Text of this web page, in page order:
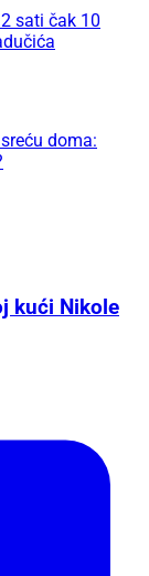
sati čak 10
doma:
kući Nikole